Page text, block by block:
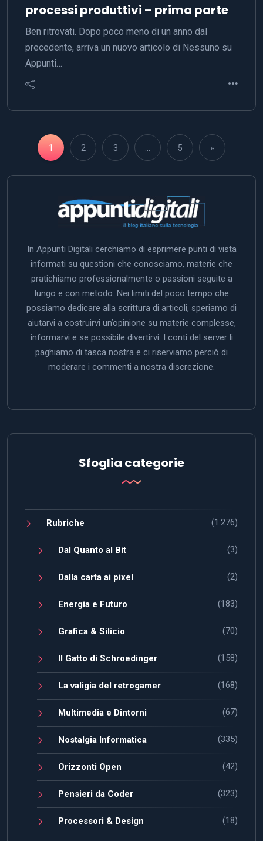
processi produttivi – prima parte
Ben ritrovati. Dopo poco meno di un anno dal
precedente, arriva un nuovo articolo di Nessuno su
Appunti…
1 2 3 5 »
In Appunti Digitali cerchiamo di esprimere punti di vista
informati su questioni che conosciamo, materie che
pratichiamo professionalmente o passioni seguite a
lungo e con metodo. Nei limiti del poco tempo che
possiamo dedicare alla scrittura di articoli, speriamo di
aiutarvi a costruirvi un’opinione su materie complesse,
informarvi e se possibile divertirvi. I conti del server li
paghiamo di tasca nostra e ci riserviamo perciò di
moderare i commenti a nostra discrezione.
Sfoglia categorie
Rubriche (1.276)
Dal Quanto al Bit (3)
Dalla carta ai pixel (2)
Energia e Futuro (183)
Grafica & Silicio (70)
Il Gatto di Schroedinger (158)
La valigia del retrogamer (168)
Multimedia e Dintorni (67)
Nostalgia Informatica (335)
Orizzonti Open (42)
Pensieri da Coder (323)
Processori & Design (18)